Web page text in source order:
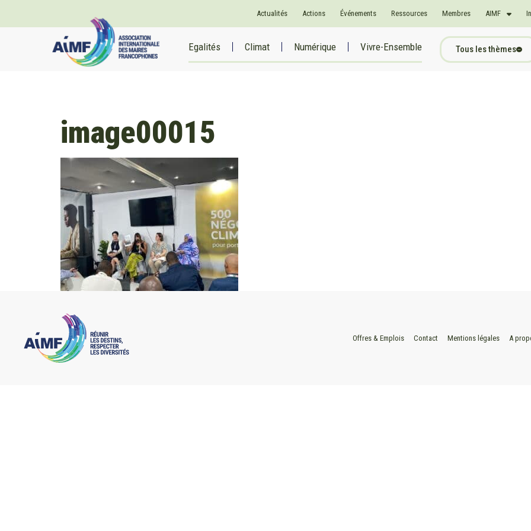
Actualités Actions Événements Ressources Membres AIMF
Egalités Climat Numérique Vivre-Ensemble Tous les thèmes
image00015
Offres & Emplois Contact Mentions légales A